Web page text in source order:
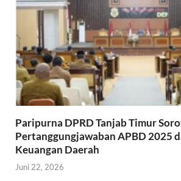
Paripurna DPRD Tanjab Timur
Pertanggungjawaban APBD 2025
Keuangan Daerah
Juni 22, 2026